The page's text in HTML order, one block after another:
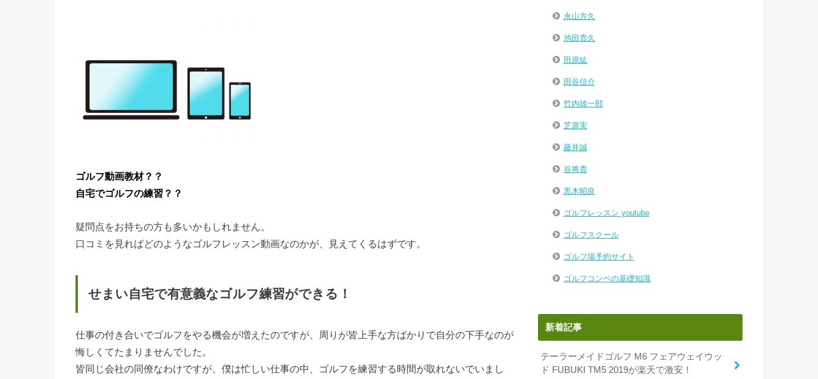
ゴルフ動画教材？？
自宅でゴルフの練習？？
疑問点をお持ちの方も多いかもしれません。
口コミを見ればどのようなゴルフレッスン動画なのかが、見えてくるはずです。
せまい自宅で有意義なゴルフ練習ができる！
仕事の付き合いでゴルフをやる機会が増えたのですが、周りが皆上手な方ばかりで自分の下手なのが
悔しくてたまりませんでした。
皆同じ会社の同僚なわけですが、僕は忙しい仕事の中、ゴルフを練習する時間が取れないでいまし
永山方久
池田貴久
田原紘
田谷信介
竹内雄一郎
芝原実
藤井誠
谷将貴
黒木昭良
ゴルフレッスン youtube
ゴルフスクール
ゴルフ場予約サイト
ゴルフコンペの基礎知識
新着記事
テーラーメイドゴルフ M6 フェアウェイウッ
ド FUBUKI TM5 2019が楽天で激安！